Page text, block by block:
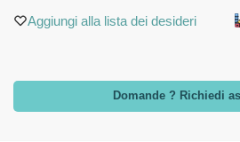
Aggiungi alla lista dei desideri
Domande ? Richiedi